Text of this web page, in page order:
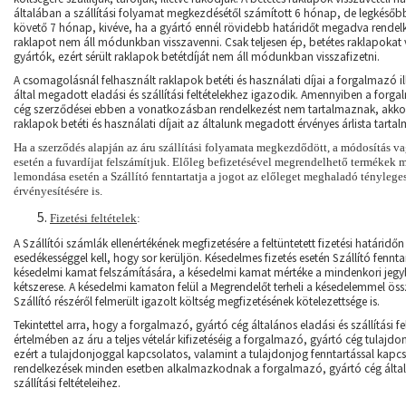
általában a szállítási folyamat megkezdésétől számított 6 hónap, de
követő 7 hónap, kivéve, ha a gyártó ennél rövidebb határidőt megadva
raklapot nem áll módunkban visszavenni. Csak teljesen ép, betétes raklapokat
gyártók, ezért sérült raklapok betétdíját nem áll módunkban visszafizetni.
A csomagolásnál felhasznált raklapok betéti és használati díjai a forgalmazó
által megadott eladási és szállítási feltételekhez igazodik. Amennyiben a
cég szerződései ebben a vonatkozásban rendelkezést nem tartalmaznak,
raklapok betéti és használati díjait az általunk megadott érvényes árlista
Ha a szerződés alapján az áru szállítási folyamata megkezdődött, a módosítás
esetén a fuvardíjat felszámítjuk. Előleg befizetésével megrendelhető termékek
lemondása esetén a Szállító fenntartatja a jogot az előleget meghaladó
érvényesítésére is.
Fizetési feltételek:
A Szállítói számlák ellenértékének megfizetésére a feltüntetett fizetési
esedékességgel kell, hogy sor kerüljön. Késedelmes fizetés esetén Szállító
késedelmi kamat felszámítására, a késedelmi kamat mértéke a mindenkori
kétszerese. A késedelmi kamaton felül a Megrendelőt terheli a késedelemmel
Szállító részéről felmerült igazolt költség megfizetésének kötelezettsége is.
Tekintettel arra, hogy a forgalmazó, gyártó cég általános eladási és szállítási
értelmében az áru a teljes vételár kifizetéséig a forgalmazó, gyártó cég
ezért a tulajdonjoggal kapcsolatos, valamint a tulajdonjog fenntartással
rendelkezések minden esetben alkalmazkodnak a forgalmazó, gyártó cég
szállítási feltételeihez.